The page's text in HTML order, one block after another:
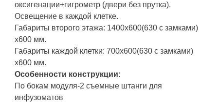
оксигенации+гигрометр (двери без прутка).
Освещение в каждой клетке.
Габариты второго этажа: 1400х600(630 с замками)
х600 мм.
Габариты каждой клетки: 700х600(630 с замками)
х600 мм.
Особенности конструкции:
По бокам модуля-2 съемные штанги для
инфузоматов